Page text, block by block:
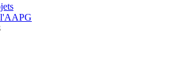
l'AAPG